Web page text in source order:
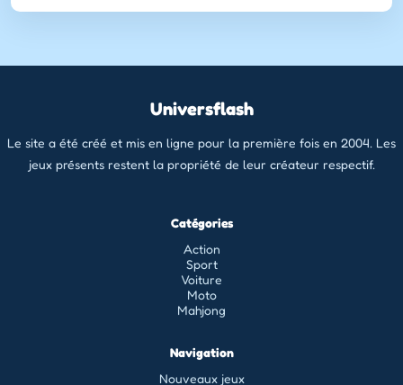
Universflash
Le site a été créé et mis en ligne pour la première fois en 2004. Les
jeux présents restent la propriété de leur créateur respectif.
Catégories
Action
Sport
Voiture
Moto
Mahjong
Navigation
Nouveaux jeux